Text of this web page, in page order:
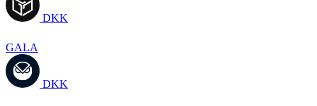
DKK
GALA
DKK